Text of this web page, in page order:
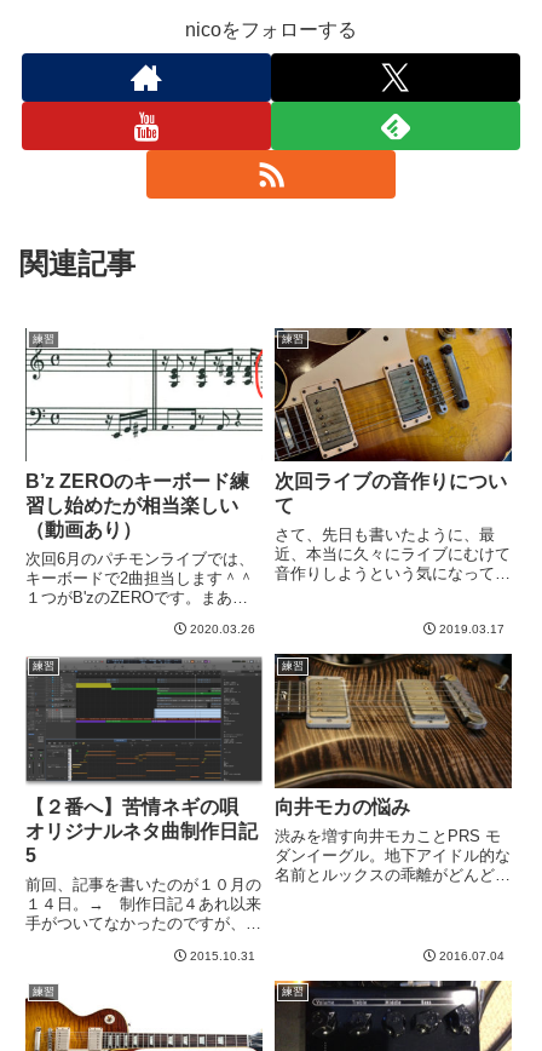
nicoをフォローする
関連記事
練習
B’z ZEROのキーボード練
習し始めたが相当楽しい
（動画あり）
次回6月のパチモンライブでは、
キーボードで2曲担当します＾＾
１つがB'zのZEROです。まあも
といえば、イントロのピアノリフ
が印象的であり、曲全体を通して
いろんなキーボードの音が鳴って
ますね。特にイントロの...
2020.03.26
練習
次回ライブの音作りについ
て
さて、先日も書いたように、最
近、本当に久々にライブにむけて
音作りしようという気になってい
のですが。とはいえ、コピーでや
る以上、その楽曲のサウンドはフ
レーズと同じようにその楽曲を構
成...
2019.03.17
練習
【２番へ】苦情ネギの唄
オリジナルネタ曲制作日記
5
前回、記事を書いたのが１０月の
１４日。→ 制作日記４あれ以来
手がついてなかったのですが、今
とはプチ・デモ曲のつもりだった
ので、イントロもなにもなく、１
番だけ作ったら終わりのつもりだ
ったのですが、なんとなくもっ
た...
2015.10.31
練習
向井モカの悩み
渋みを増す向井モカことPRS モ
ダンイーグル。地下アイドル的な
名前とルックスの乖離がどんどん
のこのピックアップカバー。劣化
2016.07.04
練習 練習